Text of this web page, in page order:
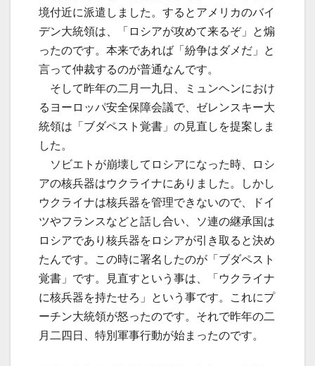
境付近に派遣しました。するとアメリカのバイ
デン大統領は、「ロシアが攻めて来るぞ」と煽
ったのです。本来であれば「紛争はダメだ」と
言って仲裁するのが普通なんです。
そして昨年の二月一九日、ミュンヘンにおけ
るヨーロッパ安全保障会議で、ゼレンスキー大
統領は「ブダペスト覚書」の見直しを提案しま
した。
ソビエトが崩壊してロシアになった時、ロシ
アの核兵器はウクライナにありました。しかし
ウクライナは核兵器を管理できないので、ドイ
ツやフランスなどと話し合い、ソ連の継承国は
ロシアであり核兵器をロシアが引き取ると決め
たんです。この時に署名したのが「ブダペスト
覚書」です。見直すという事は、「ウクライナ
に核兵器を持たせろ」という事です。これにプ
ーチン大統領が怒ったのです。それで昨年の二
月二四日、特別軍事行動が始まったのです。